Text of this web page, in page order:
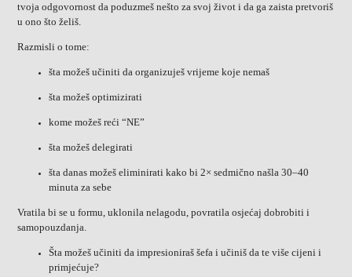
tvoja odgovornost da poduzmeš nešto za svoj život i da ga zaista pretvoriš
u ono što želiš.
Razmisli o tome:
šta možeš učiniti da organizuješ vrijeme koje nemaš
šta možeš optimizirati
kome možeš reći “NE”
šta možeš delegirati
šta danas možeš eliminirati kako bi 2× sedmično našla 30–40
minuta za sebe
Vratila bi se u formu, uklonila nelagodu, povratila osjećaj dobrobiti i
samopouzdanja.
Šta možeš učiniti da impresioniraš šefa i učiniš da te više cijeni i
primjećuje?